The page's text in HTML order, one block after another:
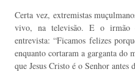
Certa vez, extremistas
vivo, na televisão. E o irmão
entrevista: “Ficamos felizes
enquanto cortaram a garganta do
que Jesus Cristo é o Senhor antes